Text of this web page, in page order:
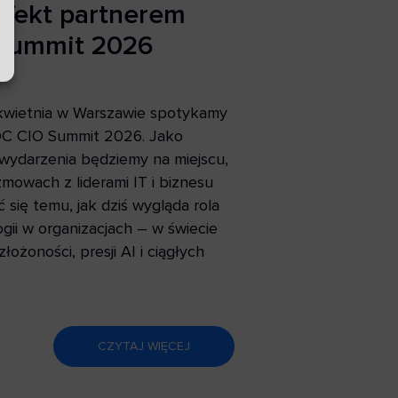
partnerem
2026
w Warszawie spotykamy
CIO Summit 2026. Jako
będziemy na miejscu,
z liderami IT i biznesu
się temu, jak dziś wygląda rola
w organizacjach – w świecie
presji AI i ciągłych
CZYTAJ WIĘCEJ